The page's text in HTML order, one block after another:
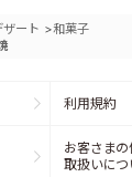
ザート >和菓子
利用規約
お客さま
取扱いにつ